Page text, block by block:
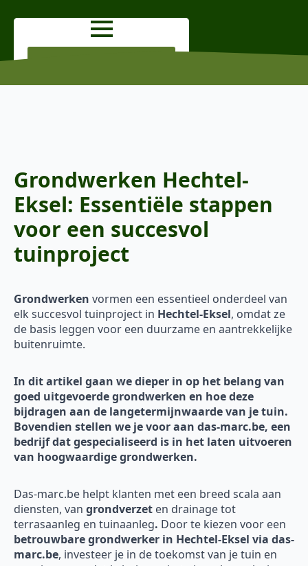
Grondwerken Hechtel-
Eksel: Essentiële stappen
voor een succesvol
tuinproject
Grondwerken vormen een essentieel onderdeel van
elk succesvol tuinproject in Hechtel-Eksel, omdat ze
de basis leggen voor een duurzame en aantrekkelijke
buitenruimte.
In dit artikel gaan we dieper in op het belang van
goed uitgevoerde grondwerken en hoe deze
bijdragen aan de langetermijnwaarde van je tuin.
Bovendien stellen we je voor aan das-marc.be, een
bedrijf dat gespecialiseerd is in het laten uitvoeren
van hoogwaardige grondwerken.
Das-marc.be helpt klanten met een breed scala aan
diensten, van grondverzet en drainage tot
terrasaanleg en tuinaanleg. Door te kiezen voor een
betrouwbare grondwerker in Hechtel-Eksel via das-
marc.be, investeer je in de toekomst van je tuin en